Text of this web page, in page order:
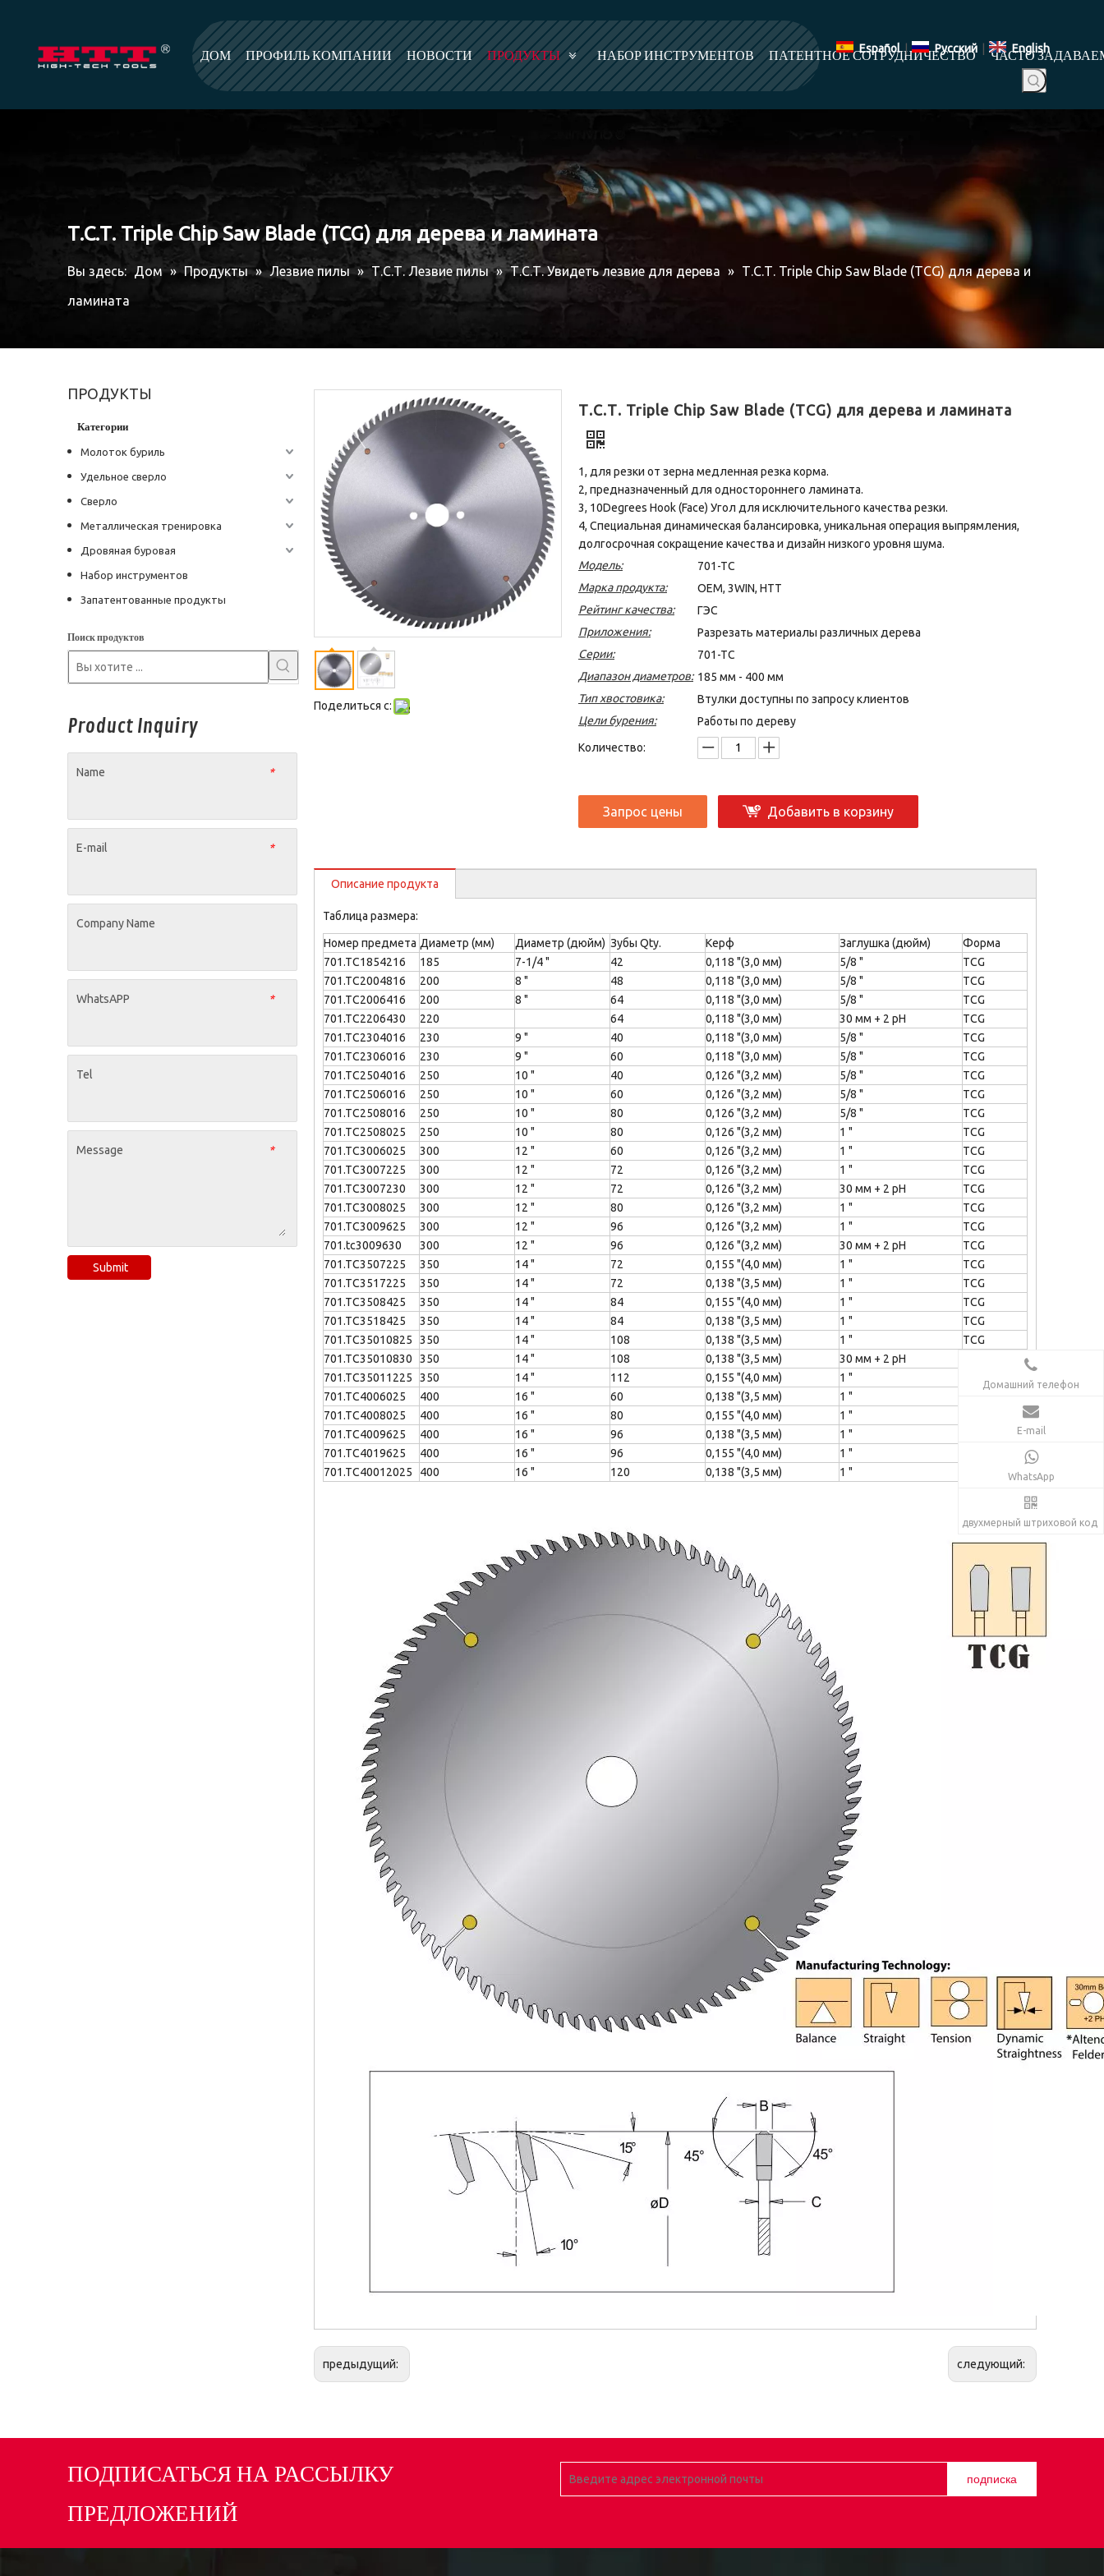
ДОМ ПРОФИЛЬ КОМПАНИИ НОВОСТИ ПРОДУКТЫ НАБОР ИНСТРУМЕНТОВ ПАТЕНТНОЕ СОТРУДНИЧЕСТВО ЧАСТО
Español | Pусский English
Т.С.Т. Triple Chip Saw Blade (TCG) для дерева и ламината
Вы здесь: Дом » Продукты » Лезвие пилы » Т.С.Т. Лезвие пилы » Т.С.Т. Увидеть лезвие для дерева » Т.С.Т. Triple Chip Saw Blade (TCG) для дерева и
ламината
ПРОДУКТЫ
Категории
Молоток буриль
Удельное сверло
Сверло
Металлическая тренировка
Дровяная буровая
Набор инструментов
Запатентованные продукты
Поиск продуктов
Product Inquiry
*
Name
*
E-mail
Company Name
*
WhatsAPP
Tel
*
Message
Submit
Поделиться с:
Т.С.Т. Triple Chip Saw Blade (TCG) для дерева и ламината
1, для резки от зерна медленная резка корма.
2, предназначенный для одностороннего ламината.
3, 10Degrees Hook (Face) Угол для исключительного качества резки.
4, Специальная динамическая балансировка, уникальная операция выпрямления,
долгосрочная сокращение качества и дизайн низкого уровня шума.
Модель:
701-TC
Марка продукта:
OEM, 3WIN, HTT
Рейтинг качества:
ГЭС
Приложения:
Разрезать материалы различных дерева
Серии:
701-TC
Диапазон диаметров: 185 мм - 400 мм
Тип хвостовика:
Втулки доступны по запросу клиентов
Цели бурения:
Работы по дереву
Количество:
Запрос цены Добавить в корзину
Описание продукта
Таблица размера:
Номер предмета Диаметр (мм) Диаметр (дюйм) Зубы Qty. Керф Заглушка (дюйм)
Форма
701.TC1854216
185 7-1/4 " 42 0,118 "(3,0 мм) 5/8 "
TCG
701.TC2004816
200 8 " 48 0,118 "(3,0 мм) 5/8 "
TCG
701.TC2006416
200 8 " 64 0,118 "(3,0 мм) 5/8 "
TCG
701.TC2206430
220 64 0,118 "(3,0 мм) 30 мм + 2 рН
TCG
701.TC2304016
230 9 " 40 0,118 "(3,0 мм) 5/8 "
TCG
701.TC2306016
230 9 " 60 0,118 "(3,0 мм) 5/8 "
TCG
701.TC2504016
250 10 " 40 0,126 "(3,2 мм) 5/8 "
TCG
701.TC2506016
250 10 " 60 0,126 "(3,2 мм) 5/8 "
TCG
701.TC2508016
250 10 " 80 0,126 "(3,2 мм) 5/8 "
TCG
701.TC2508025
250 10 " 80 0,126 "(3,2 мм) 1 "
TCG
701.TC3006025
300 12 " 60 0,126 "(3,2 мм) 1 "
TCG
701.TC3007225
300 12 " 72 0,126 "(3,2 мм) 1 "
TCG
701.TC3007230
300 12 " 72 0,126 "(3,2 мм) 30 мм + 2 рН
TCG
701.TC3008025
300 12 " 80 0,126 "(3,2 мм) 1 "
TCG
701.TC3009625
300 12 " 96 0,126 "(3,2 мм) 1 "
TCG
701.tc3009630
300 12 " 96 0,126 "(3,2 мм) 30 мм + 2 рН
TCG
701.TC3507225
350 14 " 72 0,155 "(4,0 мм) 1 "
TCG
701.TC3517225
350 14 " 72 0,138 "(3,5 мм) 1 "
TCG
701.TC3508425
350 14 " 84 0,155 "(4,0 мм) 1 "
TCG
701.TC3518425
350 14 " 84 0,138 "(3,5 мм) 1 "
TCG
701.TC35010825
350 14 " 108 0,138 "(3,5 мм) 1 "
TCG
701.TC35010830
350 14 " 108 0,138 "(3,5 мм) 30 мм + 2 рН
701.TC35011225
350 14 " 112 0,155 "(4,0 мм) 1 "
701.TC4006025
400 16 " 60 0,138 "(3,5 мм) 1 "
701.TC4008025
400 16 " 80 0,155 "(4,0 мм) 1 "
701.TC4009625
400 16 " 96 0,138 "(3,5 мм) 1 "
701.TC4019625
400 16 " 96 0,155 "(4,0 мм) 1 "
701.TC40012025
400 16 " 120 0,138 "(3,5 мм) 1 "
предыдущий: следующий:
ПОДПИСАТЬСЯ НА РАССЫЛКУ
ПРЕДЛОЖЕНИЙ
подписка
Домашний телефон
E-mail
WhatsApp
двухмерный штриховой код